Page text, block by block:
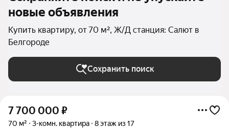
новые объявления
Купить квартиру, от 70 м², Ж/Д станция: Салют в
Белгороде
Сохранить поиск
7 700 000 ₽
70 м² 3-комн. квартира 8 этаж из 17